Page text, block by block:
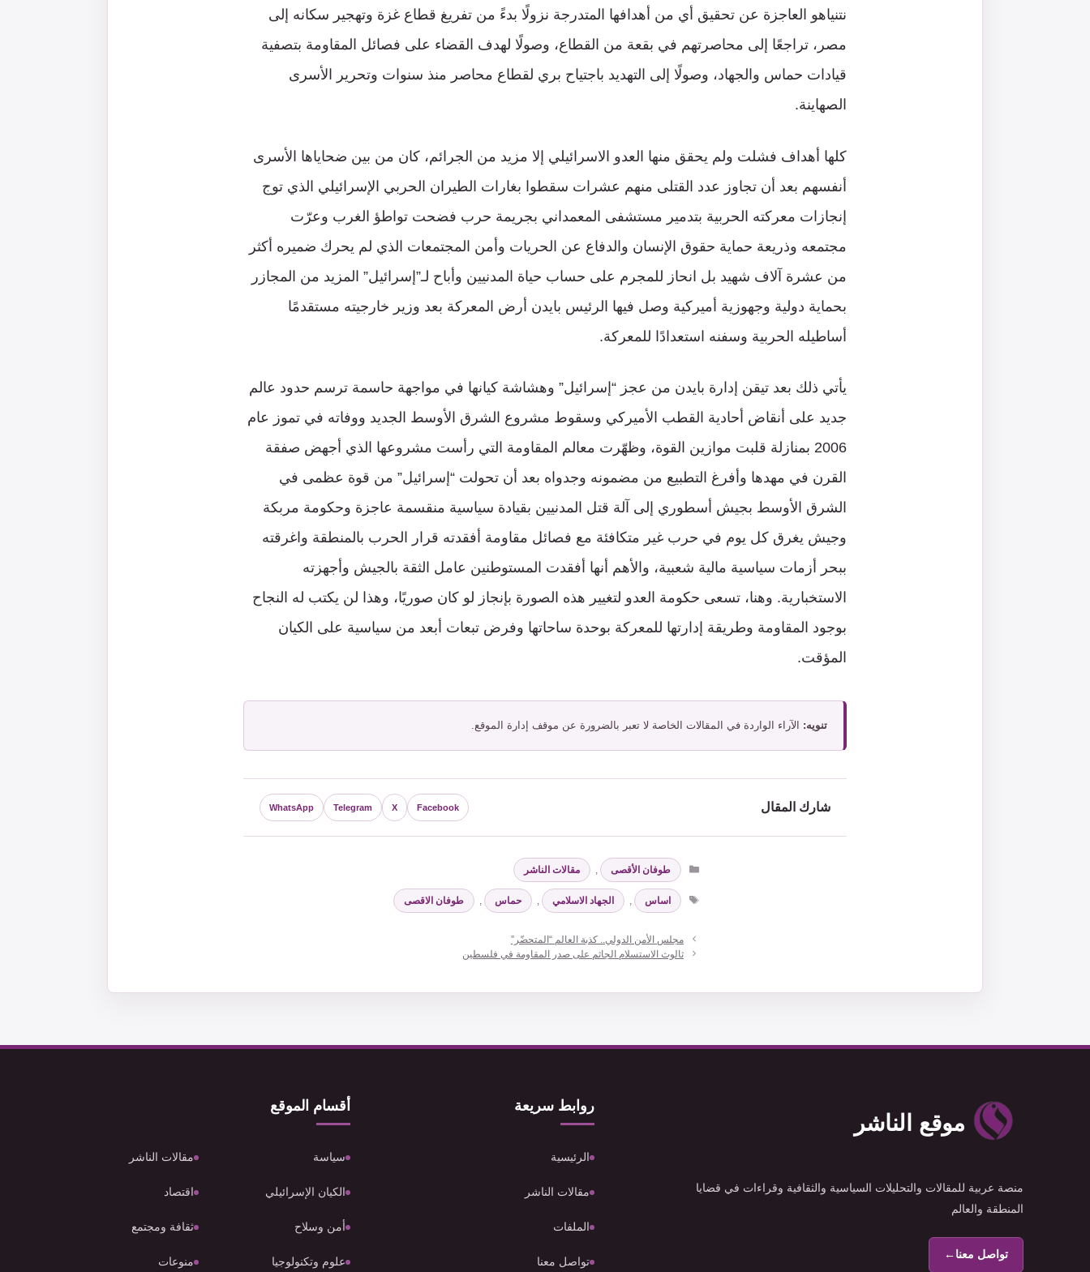
نتنياهو العاجزة عن تحقيق أي من أهدافها المتدرجة نزولًا بدءً من تفريغ قطاع غزة وتهجير سكانه إلى
مصر، تراجعًا إلى محاصرتهم في بقعة من القطاع، وصولًا لهدف القضاء على فصائل المقاومة بتصفية
قيادات حماس والجهاد، وصولًا إلى التهديد باجتياح بري لقطاع محاصر منذ سنوات وتحرير الأسرى
الصهاينة.
كلها أهداف فشلت ولم يحقق منها العدو الاسرائيلي إلا مزيد من الجرائم، كان من بين ضحاياها الأسرى
أنفسهم بعد أن تجاوز عدد القتلى منهم عشرات سقطوا بغارات الطيران الحربي الإسرائيلي الذي توج
إنجازات معركته الحربية بتدمير مستشفى المعمداني بجريمة حرب فضحت تواطؤ الغرب وعرّت
مجتمعه وذريعة حماية حقوق الإنسان والدفاع عن الحريات وأمن المجتمعات الذي لم يحرك ضميره أكثر
من عشرة آلاف شهيد بل انحاز للمجرم على حساب حياة المدنيين وأباح لـ”إسرائيل” المزيد من المجازر
بحماية دولية وجهوزية أميركية وصل فيها الرئيس بايدن أرض المعركة بعد وزير خارجيته مستقدمًا
أساطيله الحربية وسفنه استعدادًا للمعركة.
يأتي ذلك بعد تيقن إدارة بايدن من عجز “إسرائيل” وهشاشة كيانها في مواجهة حاسمة ترسم حدود عالم
جديد على أنقاض أحادية القطب الأميركي وسقوط مشروع الشرق الأوسط الجديد ووفاته في تموز عام
2006 بمنازلة قلبت موازين القوة، وظهّرت معالم المقاومة التي رأست مشروعها الذي أجهض صفقة
القرن في مهدها وأفرغ التطبيع من مضمونه وجدواه بعد أن تحولت “إسرائيل” من قوة عظمى في
الشرق الأوسط بجيش أسطوري إلى آلة قتل المدنيين بقيادة سياسية منقسمة عاجزة وحكومة مربكة
وجيش يغرق كل يوم في حرب غير متكافئة مع فصائل مقاومة أفقدته قرار الحرب بالمنطقة واغرقته
ببحر أزمات سياسية مالية شعبية، والأهم أنها أفقدت المستوطنين عامل الثقة بالجيش وأجهزته
الاستخبارية. وهنا، تسعى حكومة العدو لتغيير هذه الصورة بإنجاز لو كان صوريًا، وهذا لن يكتب له النجاح
بوجود المقاومة وطريقة إدارتها للمعركة بوحدة ساحاتها وفرض تبعات أبعد من سياسية على الكيان
المؤقت.
تنويه: الآراء الواردة في المقالات الخاصة لا تعبر بالضرورة عن موقف إدارة الموقع.
شارك المقال Facebook
X
Telegram
WhatsApp
التصنيفات
طوفان الأقصى
مقالات الناشر
الوسوم
اساس الجهاد الاسلامي حماس طوفان الاقصى
مجلس الأمن الدولي.. كذبة العالم “المتحضّر”
ثالوث الاستسلام الجاثم على صدر المقاومة في فلسطين
موقع الناشر
منصة عربية للمقالات والتحليلات السياسية والثقافية وقراءات في قضايا
المنطقة والعالم
تواصل معنا←
روابط سريعة
الرئيسية
مقالات الناشر
الملفات
تواصل معنا
أقسام الموقع
سياسة مقالات الناشر
الكيان الإسرائيلي اقتصاد
أمن وسلاح ثقافة ومجتمع
علوم وتكنولوجيا منوعات